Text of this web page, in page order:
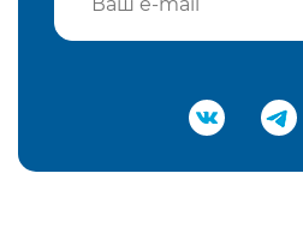
Подтвердить e-mail